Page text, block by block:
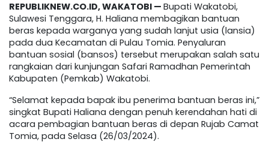
REPUBLIKNEW.CO.ID, WAKATOBI — Bupati Wakatobi,
Sulawesi Tenggara, H. Haliana membagikan bantuan
beras kepada warganya yang sudah lanjut usia (lansia)
pada dua Kecamatan di Pulau Tomia. Penyaluran
bantuan sosial (bansos) tersebut merupakan salah satu
rangkaian dari kunjungan Safari Ramadhan Pemerintah
Kabupaten (Pemkab) Wakatobi.
“Selamat kepada bapak ibu penerima bantuan beras ini,”
singkat Bupati Haliana dengan penuh kerendahan hati di
acara pembagian bantuan beras di depan Rujab Camat
Tomia, pada Selasa (26/03/2024).